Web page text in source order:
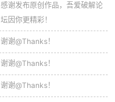
感谢发布原创作品，吾爱破解论
坛因你更精彩！
谢谢@Thanks！
谢谢@Thanks！
谢谢@Thanks！